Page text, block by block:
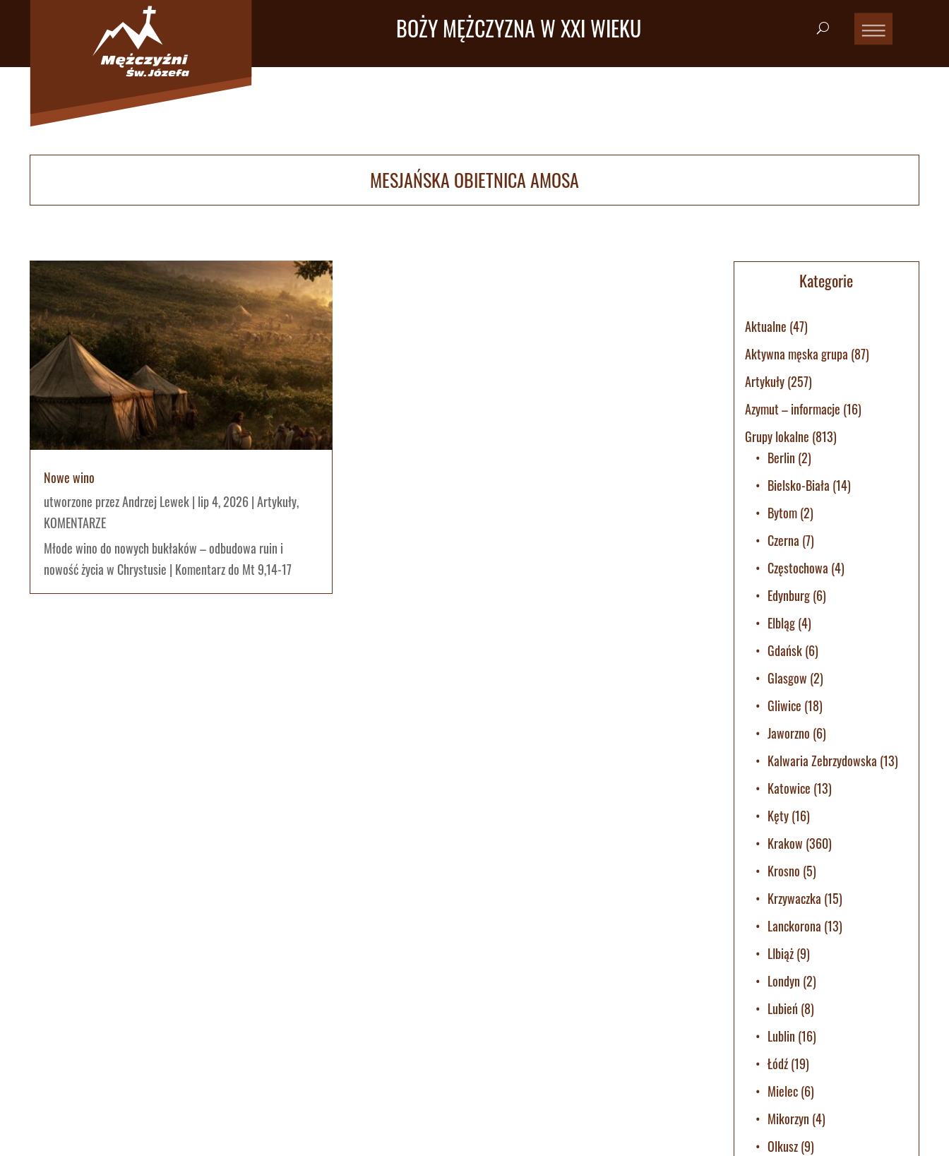
BOŻY MĘŻCZYZNA W XXI WIEKU
MESJAŃSKA OBIETNICA AMOSA
Nowe wino
utworzone przezAndrzej Lewek| lip 4, 2026|Artykuły,
KOMENTARZE
Młode wino do nowych bukłaków – odbudowa ruin i
nowość życia w Chrystusie | Komentarz do Mt 9,14-17
Kategorie
Aktualne (47)
Aktywna męska grupa (87)
Artykuły(257)
Azymut – informacje (16)
Grupy lokalne (813)
Berlin (2)
Bielsko-Biała (14)
Bytom(2)
Czerna (7)
Częstochowa (4)
Edynburg(6)
Elbląg(4)
Gdańsk(6)
Glasgow (2)
Gliwice (18)
Jaworzno (6)
Kalwaria Zebrzydowska (13)
Katowice (13)
Kęty(16)
Krakow (360)
Krosno (5)
Krzywaczka (15)
Lanckorona (13)
LIbiąż(9)
Londyn (2)
Lubień (8)
Lublin (16)
Łódź(19)
Mielec(6)
Mikorzyn (4)
Olkusz(9)